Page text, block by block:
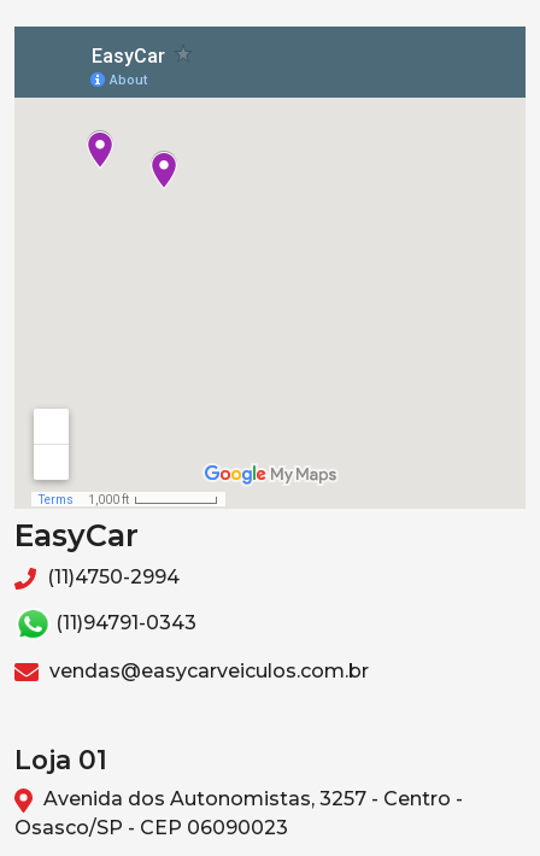
EasyCar
(11)4750-2994
(11)94791-0343
vendas@easycarveiculos.com.br
Loja 01
Avenida dos Autonomistas, 3257 - Centro -
Osasco/SP - CEP 06090023